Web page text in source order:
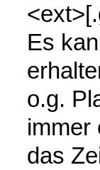
Es
o.g.
immer
das